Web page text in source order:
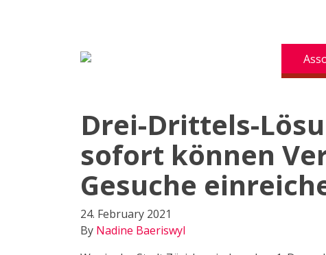
Drei-Drittels-
sofort können
Gesuche
24. February 2021
By Nadine Baeriswyl